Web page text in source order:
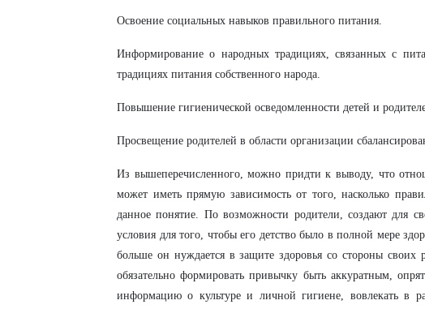
Освоение социальных навыков правильного питания.
Информирование о народных традициях, связанных с
традициях питания собственного народа.
Повышение гигиенической осведомленности детей и
Просвещение родителей в области организации
Из вышеперечисленного, можно придти к выводу, что
может иметь прямую зависимость от того, насколько
данное понятие. По возможности родители, создают для
условия для того, чтобы его детство было в полной мере
больше он нуждается в защите здоровья со стороны своих
обязательно формировать привычку быть аккуратным,
информацию о культуре и личной гигиене, вовлекать в